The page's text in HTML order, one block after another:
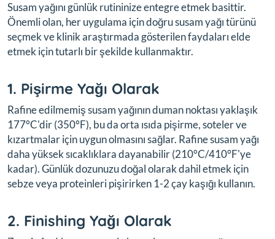
Susam yağını günlük rutininize entegre etmek basittir.
Önemli olan, her uygulama için doğru susam yağı türünü
seçmek ve klinik araştırmada gösterilen faydaları elde
etmek için tutarlı bir şekilde kullanmaktır.
1. Pişirme Yağı Olarak
Rafine edilmemiş susam yağının duman noktası yaklaşık
177°C'dir (350°F), bu da orta ısıda pişirme, soteler ve
kızartmalar için uygun olmasını sağlar. Rafine susam yağı
daha yüksek sıcaklıklara dayanabilir (210°C/410°F'ye
kadar). Günlük dozunuzu doğal olarak dahil etmek için
sebze veya proteinleri pişirirken 1-2 çay kaşığı kullanın.
2. Finishing Yağı Olarak